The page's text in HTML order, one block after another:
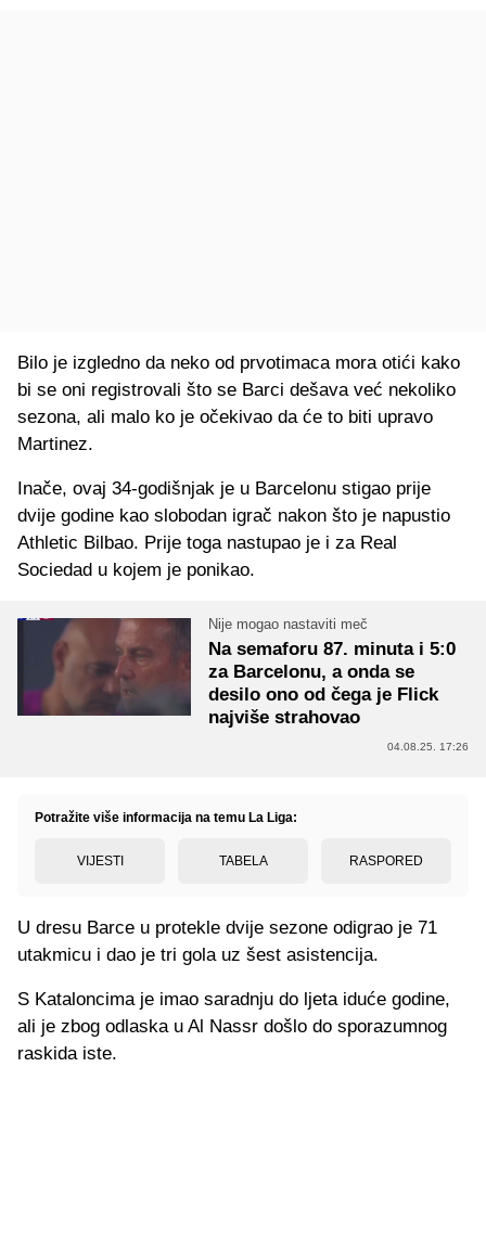
Bilo je izgledno da neko od prvotimaca mora otići kako
bi se oni registrovali što se Barci dešava već nekoliko
sezona, ali malo ko je očekivao da će to biti upravo
Martinez.
Inače, ovaj 34-godišnjak je u Barcelonu stigao prije
dvije godine kao slobodan igrač nakon što je napustio
Athletic Bilbao. Prije toga nastupao je i za Real
Sociedad u kojem je ponikao.
Nije mogao nastaviti meč
Na semaforu 87. minuta i 5:0
za Barcelonu, a onda se
desilo ono od čega je Flick
najviše strahovao
04.08.25. 17:26
Potražite više informacija na temu La Liga:
VIJESTI TABELA RASPORED
U dresu Barce u protekle dvije sezone odigrao je 71
utakmicu i dao je tri gola uz šest asistencija.
S Kataloncima je imao saradnju do ljeta iduće godine,
ali je zbog odlaska u Al Nassr došlo do sporazumnog
raskida iste.